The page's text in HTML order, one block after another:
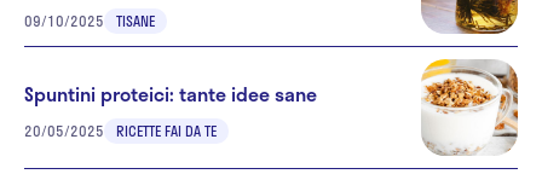
09/10/2025 TISANE
Spuntini proteici: tante idee sane
20/05/2025 RICETTE FAI DA TE